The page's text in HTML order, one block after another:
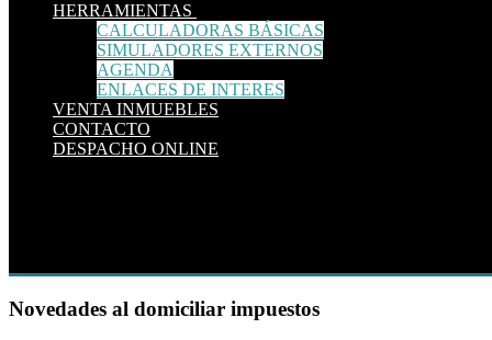
HERRAMIENTAS
CALCULADORAS BÁSICAS
SIMULADORES EXTERNOS
AGENDA
ENLACES DE INTERES
VENTA INMUEBLES
CONTACTO
DESPACHO ONLINE
Novedades al domiciliar impuestos